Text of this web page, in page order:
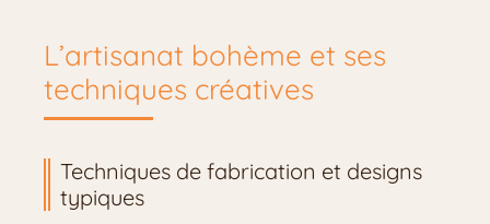
L’artisanat bohème et ses
techniques créatives
Techniques de fabrication et designs
typiques